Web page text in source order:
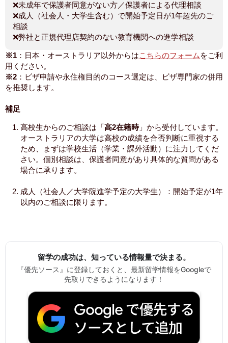
❌未成年で保護者同意がない方／保護者による代理相談
❌成人（社会人・大学生含む）で開始予定日が1年超先のご
相談
❌弊社と正規代理店契約のない教育機関への進学相談
※1 ：日本・オーストラリア以外からはこちらのフォーム をご利
用ください。
※2 ：ビザ申請や永住権目的のコース選定は、ビザ専門家の併用
を推奨します。
補足
高校生からのご相談は「高2在籍時」から受付しています。
オーストラリアの大学は高校の成績を合否判断に重視する
ため、まずは学校生活（学業・課外活動）に注力してくだ
さい。個別相談は、保護者同意があり具体的な質問がある
場合に承ります。
成人（社会人／大学院進学予定の大学生）：開始予定が1年
以内のご相談に限ります。
留学の成功は、知っている情報量で決まる。
『優先ソース』に登録しておくと、最新留学情報をGoogleで
先取りできるようになります！